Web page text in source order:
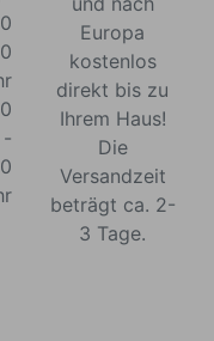
-
Europa
kostenlos
direkt bis zu
Ihrem Haus!
Die
Versandzeit
beträgt ca. 2-
3 Tage.